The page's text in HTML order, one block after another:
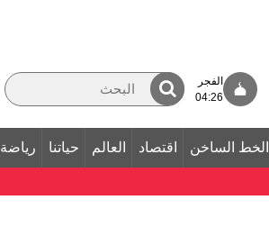
الفجر
04:26
الخط الساخن اقتصاد العالم حياتنا رياضة